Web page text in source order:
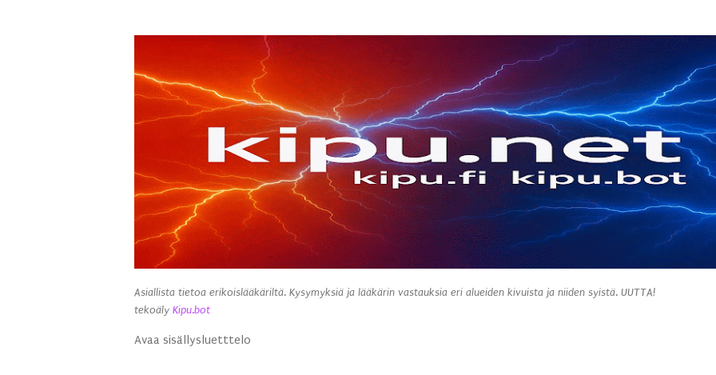
Asiallista tietoa erikoislääkäriltä. Kysymyksiä ja lääkärin vastauksia eri alueiden kivuista ja niiden syistä. UUTTA!
tekoäly Kipu.bot
Avaa sisällysluetttelo